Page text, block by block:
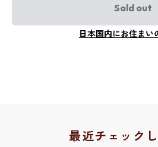
Sold out
日本国内にお住まい
最近チェック